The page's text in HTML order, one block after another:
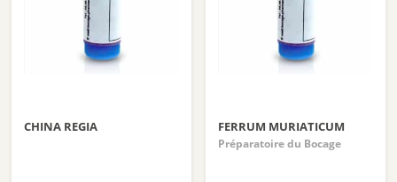
CHINA REGIA FERRUM MURIATICUM
Préparatoire du Bocage